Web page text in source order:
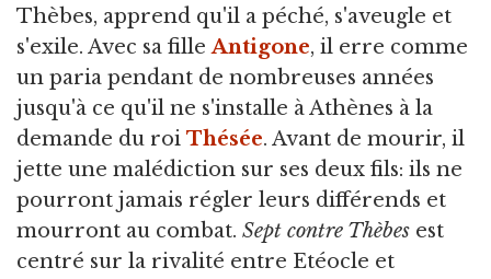
Thèbes, apprend qu'il a péché, s'aveugle et
s'exile. Avec sa filleAntigone, il erre comme
un paria pendant de nombreuses années
jusqu'à ce qu'il ne s'installe à Athènes à la
demande du roi Thésée. Avant de mourir, il
jette une malédiction sur ses deux fils: ils ne
pourront jamais régler leurs différends et
mourront au combat. Sept contre Thèbes est
centré sur la rivalité entre Etéocle et